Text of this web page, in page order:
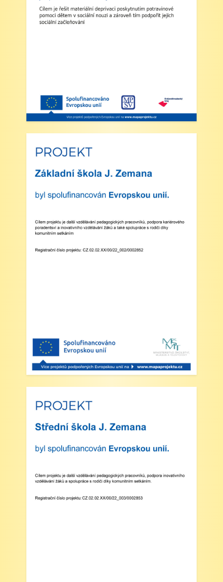
2. Výuka: Od úterý 2. září 2025 bude probíhat
výuka denně od 8:00 do 11:25 hodin.
schválenou přihláškou do ŠD).
5. Projekt „Obědy do škol“: Zákonní zástupci
žáků, kteří budou do projektu zapojeni,
předloží škole platné potvrzení z Úřadu práce o
pobírání dávek hmotné nouze. Tito zákonní
zástupci budou dne 2. září 2025 kontaktováni
V Náchodě dne 20. srpna 2025 Ing. Ivo
Zveřejněno: 29.5.2025
Třídní výlet Liberec IV.třída
Zveřejněno: 20.5.2025
Výlet do ZOO Dvůr Králové n/L
Zveřejněno: 16.5.2025
plavecká výuka, V., VI. a VII.třída
Třídní schůzky dne 8. 4. 2025 od 13 - 16